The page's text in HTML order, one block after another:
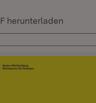
herunterladen